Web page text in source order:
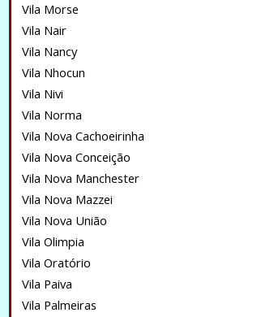
Vila Morse
Vila Nair
Vila Nancy
Vila Nhocun
Vila Nivi
Vila Norma
Vila Nova Cachoeirinha
Vila Nova Conceição
Vila Nova Manchester
Vila Nova Mazzei
Vila Nova União
Vila Olimpia
Vila Oratório
Vila Paiva
Vila Palmeiras